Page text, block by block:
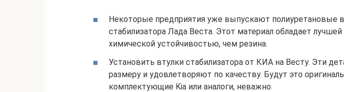
Некоторые предприятия уже выпускают полиуретановые
стабилизатора Лада Веста. Этот материал обладает
химической устойчивостью, чем резина.
Установить втулки стабилизатора от КИА на Весту. Эти
размеру и удовлетворяют по качеству. Будут это
комплектующие Kia или аналоги, неважно.